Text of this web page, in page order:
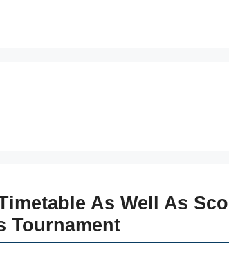
As Well As
Tournament